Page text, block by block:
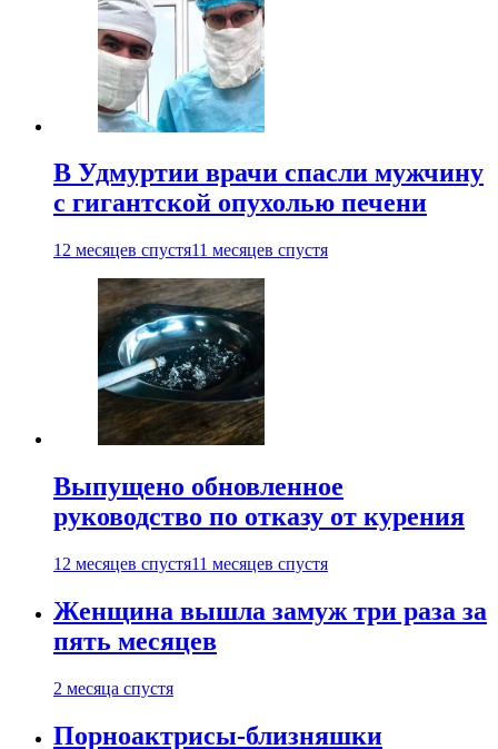
В Удмуртии врачи спасли мужчину
с гигантской опухолью печени
12 месяцев спустя11 месяцев спустя
Выпущено обновленное
руководство по отказу от курения
12 месяцев спустя11 месяцев спустя
Женщина вышла замуж три раза за
пять месяцев
2 месяца спустя
Порноактрисы-близняшки